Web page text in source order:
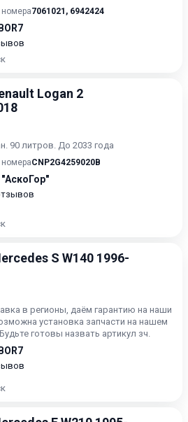
на наши з.ч. Возможн...
номера7061021 , 6942424
Logan 2
90 литров. До 2033 года
номераCNP2G4259020B
S W140 1996-
в регионы, даём гарантию на наши
установка запчасти на нашем
готовы назвать артикул зч.